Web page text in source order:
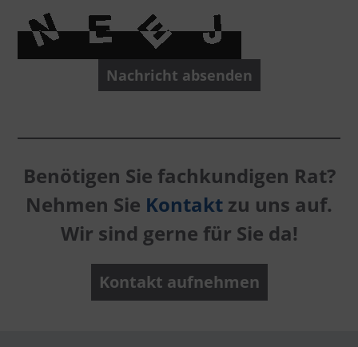
Nachricht absenden
Benötigen Sie fachkundigen Rat?
Nehmen Sie Kontakt zu uns auf.
Wir sind gerne für Sie da!
Kontakt aufnehmen